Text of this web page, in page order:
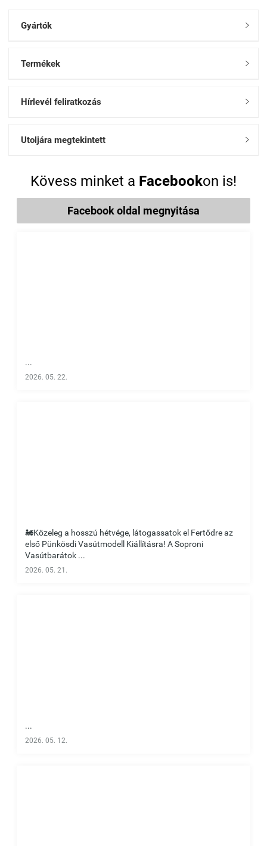
Gyártók 
Termékek 
Hírlevél feliratkozás 
Utoljára megtekintett 
Kövess minket a Facebookon is!
Facebook oldal megnyitása
...
2026. 05. 22.
🚂Közeleg a hosszú hétvége, látogassatok el Fertődre az
első Pünkösdi Vasútmodell Kiállításra! A Soproni
Vasútbarátok ...
2026. 05. 21.
...
2026. 05. 12.